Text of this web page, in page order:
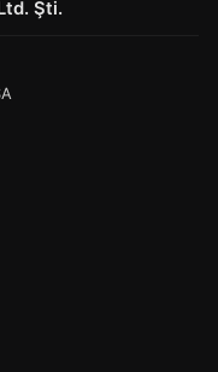
Şti.